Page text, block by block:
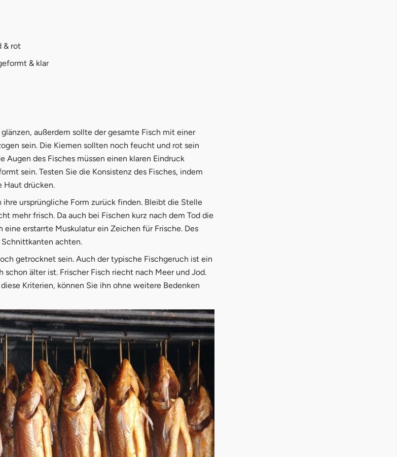
& rot
& klar
außerdem sollte der gesamte Fisch mit einer
sein. Die Kiemen sollten noch feucht und rot sein
Augen des Fisches müssen einen klaren Eindruck
sein. Testen Sie die Konsistenz des Fisches, indem
Haut drücken.
ihre ursprüngliche Form zurück finden. Bleibt die Stelle
mehr frisch. Da auch bei Fischen kurz nach dem Tod die
eine erstarrte Muskulatur ein Zeichen für Frische. Des
achten.
getrocknet sein. Auch der typische Fischgeruch ist ein
schon älter ist. Frischer Fisch riecht nach Meer und Jod.
Kriterien, können Sie ihn ohne weitere Bedenken